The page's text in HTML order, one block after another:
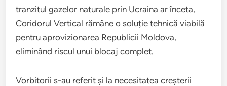
tranzitul gazelor naturale prin Ucraina ar înceta,
Coridorul Vertical rămâne o soluție tehnică viabilă
pentru aprovizionarea Republicii Moldova,
eliminând riscul unui blocaj complet.
Vorbitorii s-au referit și la necesitatea creșterii